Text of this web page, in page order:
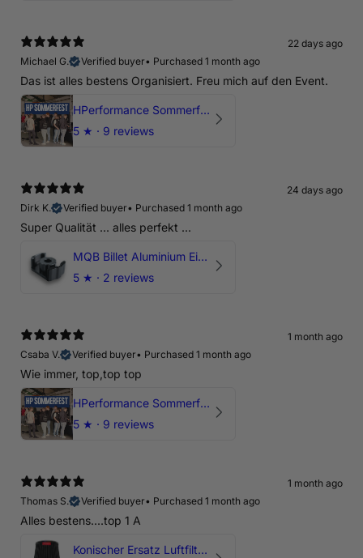
22 days ago
Michael G.
Verified buyer• Purchased 1 month ago
Das ist alles bestens Organisiert. Freu mich auf den Event.
HPerformance Sommerfest 2026
5 ★ · 9 reviews
24 days ago
Dirk K.
Verified buyer• Purchased 1 month ago
Super Qualität ... alles perfekt ...
MQB Billet Aluminium Einsatz Drehmomentstütze - DOGBONE für Audi RS3, TTRS, RSQ3
5 ★ · 2 reviews
1 month ago
Csaba V.
Verified buyer• Purchased 1 month ago
Wie immer, top,top top
HPerformance Sommerfest 2026
5 ★ · 9 reviews
1 month ago
Thomas S.
Verified buyer• Purchased 1 month ago
Alles bestens....top 1 A
Konischer Ersatz Luftfilter Pilz - 4" & 5" Offene Ansaugung